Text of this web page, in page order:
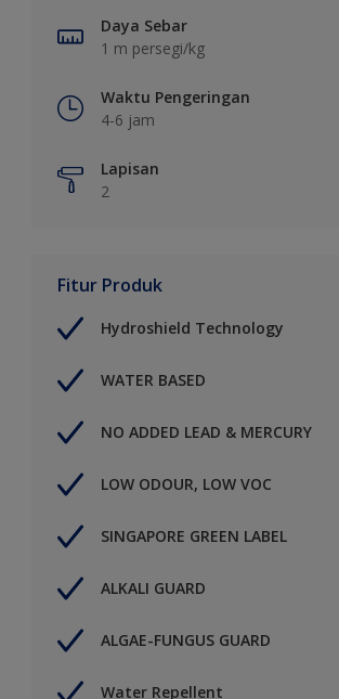
Daya Sebar
1 m persegi/kg
Waktu Pengeringan
4-6 jam
Lapisan
2
Fitur Produk
Hydroshield Technology
WATER BASED
NO ADDED LEAD & MERCURY
LOW ODOUR, LOW VOC
SINGAPORE GREEN LABEL
ALKALI GUARD
ALGAE-FUNGUS GUARD
Water Repellent